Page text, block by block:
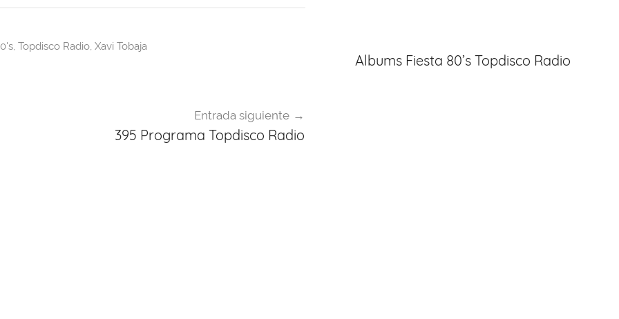
, Topdisco Radio, Xavi Tobaja
Entrada siguiente
395 Programa Topdisco Radio
Albums Fiesta 80’s Topdisco Radio